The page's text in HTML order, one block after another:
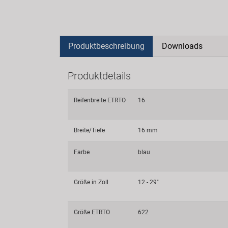
Produktbeschreibung Downloads
Produktdetails
Reifenbreite ETRTO 16
Breite/Tiefe 16 mm
Farbe blau
Größe in Zoll 12 - 29"
Größe ETRTO 622